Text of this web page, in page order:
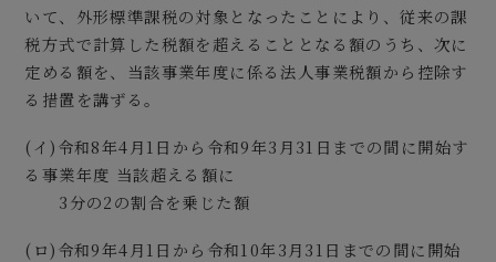
いて、外形標準課税の対象となったことにより、従来の課
税方式で計算した税額を超えることとなる額のうち、次に
定める額を、当該事業年度に係る法人事業税額から控除す
る措置を講ずる。
(イ)令和8年4月1日から令和9年3月31日までの間に開始す
る事業年度 当該超える額に
3分の2の割合を乗じた額
(ロ)令和9年4月1日から令和10年3月31日までの間に開始